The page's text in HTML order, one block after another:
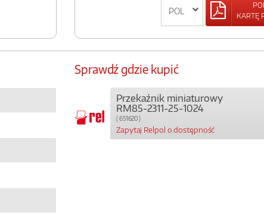
KARTĘ
Sprawdź gdzie kupić
Przekaźnik miniaturowy
RM85-2311-25-1024
( 651620 )
Zapytaj Relpol o dostępność